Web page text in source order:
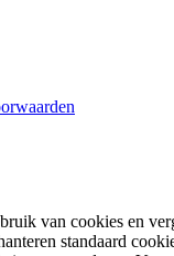
van cookies en
standaard